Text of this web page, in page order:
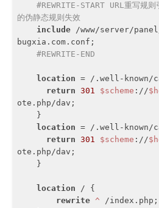
#REWRITE-START URL重写规
的伪静态规则失效
include /www/server/
bugxia.com.conf;
#REWRITE-END
location = /.well-known/
return 301 $scheme ://
ote.php/dav;
location = /.well-known/
return 301 $scheme ://
ote.php/dav;
location / {
rewrite ^ /index.php;